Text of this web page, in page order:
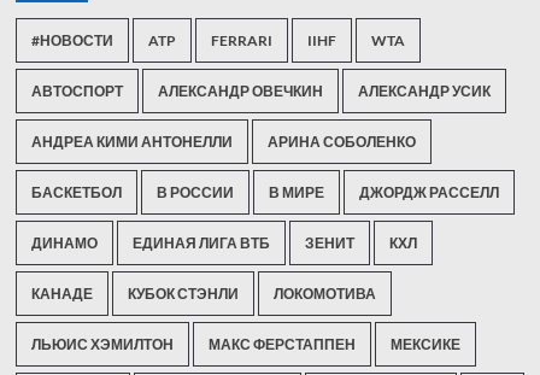
#НОВОСТИ ATP FERRARI IIHF WTA
АВТОСПОРТ АЛЕКСАНДР ОВЕЧКИН АЛЕКСАНДР УСИК
АНДРЕА КИМИ АНТОНЕЛЛИ АРИНА СОБОЛЕНКО
БАСКЕТБОЛ В РОССИИ В МИРЕ ДЖОРДЖ РАССЕЛЛ
ДИНАМО ЕДИНАЯ ЛИГА ВТБ ЗЕНИТ КХЛ
КАНАДЕ КУБОК СТЭНЛИ ЛОКОМОТИВА
ЛЬЮИС ХЭМИЛТОН МАКС ФЕРСТАППЕН МЕКСИКЕ